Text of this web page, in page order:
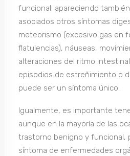
funcional; apareciendo
asociados otros síntomas
meteorismo (excesivo gas en
flatulencias), náuseas,
alteraciones del ritmo
episodios de estreñimiento o
puede ser un síntoma único.
Igualmente, es importante
aunque en la mayoría de las
trastorno benigno y funcional,
síntoma de enfermedades